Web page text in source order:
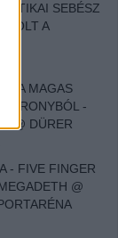
SEBÉSZ
VOLT A
A MAGAS
-
@ DÜRER
- FIVE FINGER
@